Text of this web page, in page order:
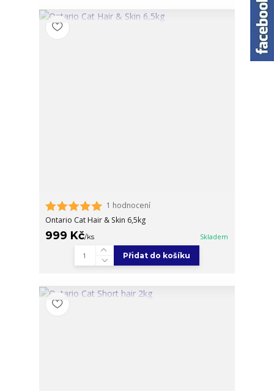
1 hodnocení
Ontario Cat Hair & Skin 6,5kg
999 Kč/ks Skladem
Přidat do košíku